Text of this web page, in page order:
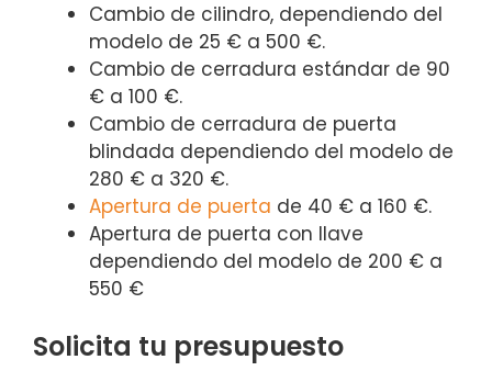
Cambio de cilindro, dependiendo del
modelo de 25 € a 500 €.
Cambio de cerradura estándar de 90
€ a 100 €.
Cambio de cerradura de puerta
blindada dependiendo del modelo de
280 € a 320 €.
Apertura de puerta de 40 € a 160 €.
Apertura de puerta con llave
dependiendo del modelo de 200 € a
550 €
Solicita tu presupuesto